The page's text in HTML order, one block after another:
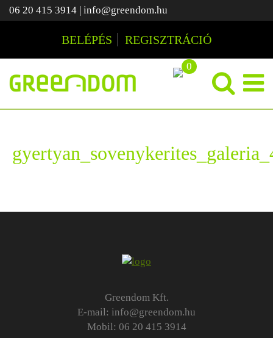
06 20 415 3914 | info@greendom.hu
BELÉPÉS REGISZTRÁCIÓ
0
Greendom Kft.
E-mail: info@greendom.hu
Mobil: 06 20 415 3914